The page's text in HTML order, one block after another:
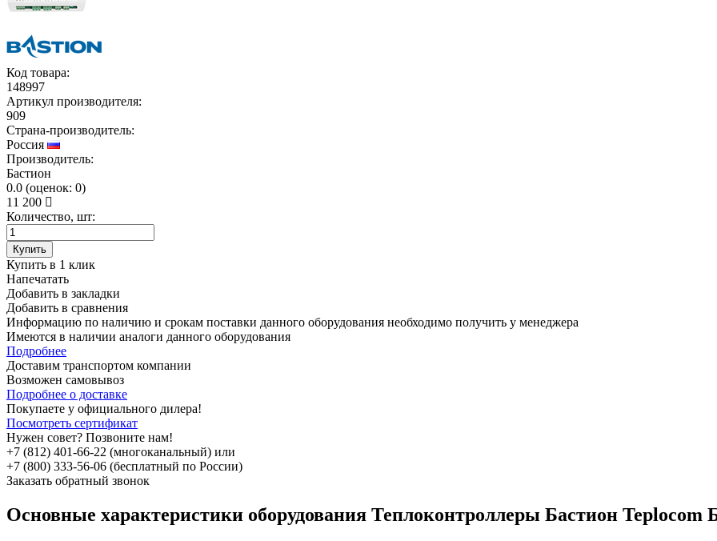
Код товара:
148997
Артикул производителя:
909
Страна-производитель:
Россия
Производитель:
Бастион
0.0 (оценок: 0)
11 200
Количество, шт:
Купить
Купить в 1 клик
Напечатать
Добавить в закладки
Добавить в сравнения
Информацию по наличию и срокам поставки данного оборудования необходимо получить у менеджера
Имеются в наличии аналоги данного оборудования
Подробнее
Доставим транспортом компании
Возможен самовывоз
Подробнее о доставке
Покупаете у официального дилера!
Посмотреть сертификат
Нужен совет? Позвоните нам!
+7 (812) 401-66-22 (многоканальный) или
+7 (800) 333-56-06 (бесплатный по России)
Заказать обратный звонок
Основные характеристики оборудования Теплоконтроллеры Бастион Teplocom